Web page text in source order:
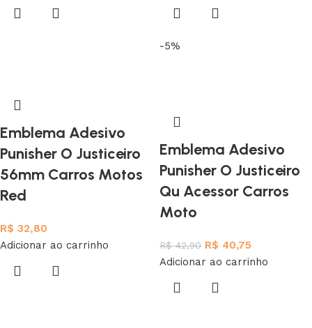
Emblema Adesivo
Punisher O Justiceiro
56mm Carros Motos
Red
R$ 32,80
Adicionar ao carrinho
-5%
Emblema Adesivo
Punisher O Justiceiro
Qu Acessor Carros
Moto
R$42,90 R$ 40,75
Adicionar ao carrinho